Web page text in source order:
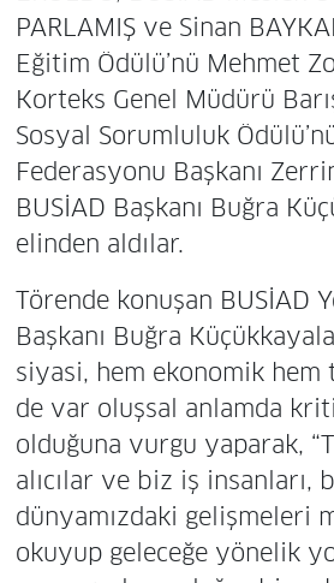
PARLAMIŞ ve Sinan
Eğitim Ödülü’nü Mehmet
Korteks Genel Müdürü
Sosyal Sorumluluk
Federasyonu Başkanı
BUSİAD Başkanı Buğra
elinden aldılar.
Törende konuşan BUSİAD
Başkanı Buğra
siyasi, hem ekonomik hem
de var oluşsal anlamda
olduğuna vurgu yaparak,
alıcılar ve biz iş insanları,
dünyamızdaki gelişmeleri
okuyup geleceğe yönelik